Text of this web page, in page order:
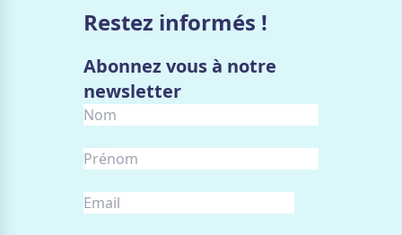
Restez informés !
Abonnez vous à notre
newsletter